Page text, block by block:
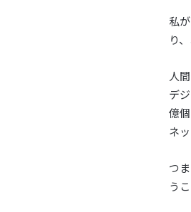
私
り
人
デ
億
ネ
つ
う